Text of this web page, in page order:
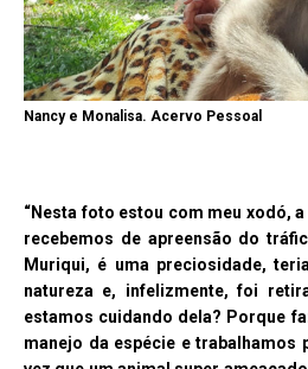
Nancy e Monalisa. Acervo Pessoal
“Nesta foto estou com meu xodó,
recebemos de apreensão do
Muriqui, é uma preciosidade,
natureza e, infelizmente, foi
estamos cuidando dela? Porque
manejo da espécie e trabalhamos